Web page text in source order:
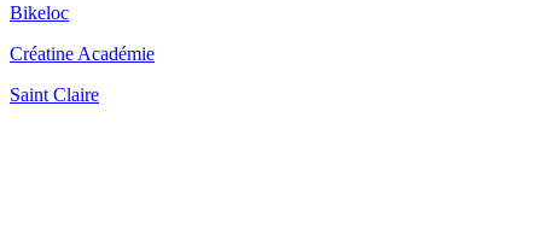
Bikeloc
Créatine Académie
Saint Claire